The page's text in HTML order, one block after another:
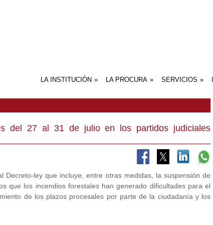
LA INSTITUCIÓN »
COMISIÓN DE RECURSOS
LA PROCURA »
DEL PROCURADOR EN EL
DERECHO COMPARADO
DEL PROCURADOR
PROCURADOR
COMPETENCIAS EN EJECUCIÓN
SERVICIOS »
SERVICIO DE
MODELOS
PROCESAL
del 27 al 31 de julio en los partidos judiciales
ley que incluye, entre otras medidas, la suspensión de
que los incendios forestales han generado dificultades para el
de los plazos procesales por parte de la ciudadanía y los